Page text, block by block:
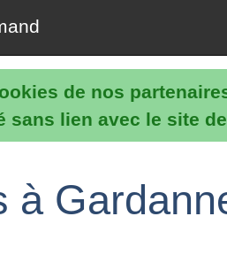
de nos
sans lien avec le site
à